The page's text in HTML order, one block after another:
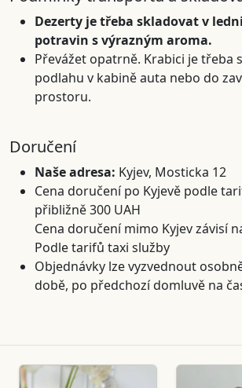
Dezerty je třeba skladovat v
potravin s výrazným aroma.
Převážet opatrně. Krabici je třeba
podlahu v kabině auta nebo do
prostoru.
Doručení
Naše adresa: Kyjev, Mosticka 12
Cena doručení po Kyjevě podle
přibližně 300 UAH
Cena doručení mimo Kyjev závisí
Podle tarifů taxi služby
Objednávky lze vyzvednout
době, po předchozí domluvě na